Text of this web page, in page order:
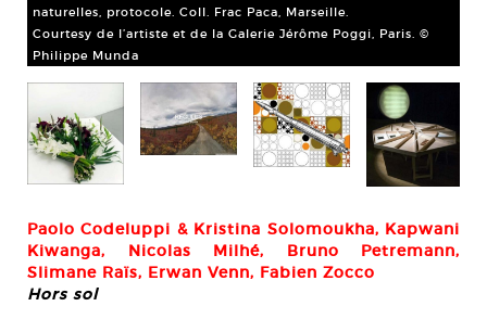
naturelles, protocole. Coll. Frac Paca, Marseille.
Courtesy de l’artiste et de la Galerie Jérôme Poggi, Paris. ©
Philippe Munda
Paolo Codeluppi & Kristina Solomoukha, Kapwani
Kiwanga, Nicolas Milhé, Bruno Petremann,
Slimane Raïs, Erwan Venn, Fabien Zocco
Hors sol